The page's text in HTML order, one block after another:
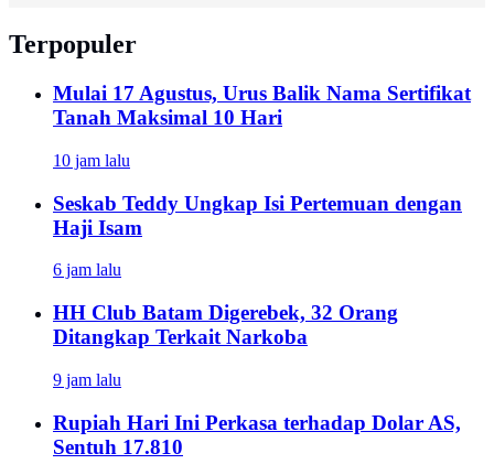
Terpopuler
Mulai 17 Agustus, Urus Balik Nama Sertifikat
Tanah Maksimal 10 Hari
10 jam lalu
Seskab Teddy Ungkap Isi Pertemuan dengan
Haji Isam
6 jam lalu
HH Club Batam Digerebek, 32 Orang
Ditangkap Terkait Narkoba
9 jam lalu
Rupiah Hari Ini Perkasa terhadap Dolar AS,
Sentuh 17.810